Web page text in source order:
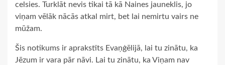
celsies. Turklāt nevis tikai tā kā Naines jauneklis, jo
viņam vēlāk nācās atkal mirt, bet lai nemirtu vairs ne
mūžam.
Šis notikums ir aprakstīts Evaņģēlijā, lai tu zinātu, ka
Jēzum ir vara pār nāvi. Lai tu zinātu, ka Viņam nav